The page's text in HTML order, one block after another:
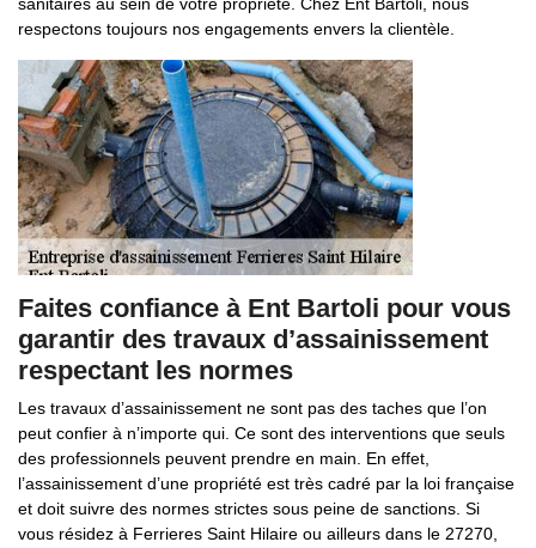
respectons toujours nos engagements envers la clientèle.
Faites confiance à Ent Bartoli pour vous
garantir des travaux d’assainissement
respectant les normes
Les travaux d’assainissement ne sont pas des taches que l’on
peut confier à n’importe qui. Ce sont des interventions que seuls
des professionnels peuvent prendre en main. En effet,
l’assainissement d’une propriété est très cadré par la loi française
et doit suivre des normes strictes sous peine de sanctions. Si
vous résidez à Ferrieres Saint Hilaire ou ailleurs dans le 27270,